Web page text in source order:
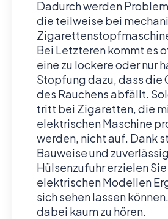
Dadurch werden
die teilweise bei
Bei Letzteren kommt es
eine zu lockere oder nur
Stopfung dazu, dass die
des Rauchens abfällt.
tritt bei Zigaretten, die
elektrischen Maschine
werden, nicht auf. Dank
Bauweise und
Hülsenzufuhr erzielen
elektrischen Modellen
sich sehen lassen
dabei kaum zu hören.